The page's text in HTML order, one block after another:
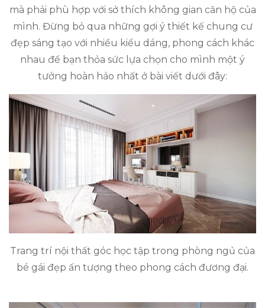
mà phải phù hợp với sở thích không gian căn hộ của
mình. Đừng bỏ qua những gợi ý thiết kế chung cư
đẹp sáng tạo với nhiều kiểu dáng, phong cách khác
nhau để bạn thỏa sức lựa chọn cho mình một ý
tưởng hoàn hảo nhất ở bài viết dưới đây:
Trang trí nội thất góc học tập trong phòng ngủ của
bé gái đẹp ấn tượng theo phong cách đương đại.